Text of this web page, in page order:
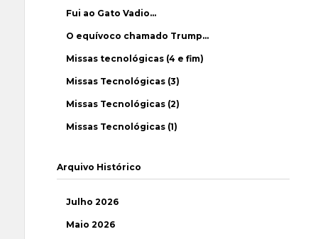
Fui ao Gato Vadio…
O equívoco chamado Trump…
Missas tecnológicas (4 e fim)
Missas Tecnológicas (3)
Missas Tecnológicas (2)
Missas Tecnológicas (1)
Arquivo Histórico
Julho 2026
Maio 2026